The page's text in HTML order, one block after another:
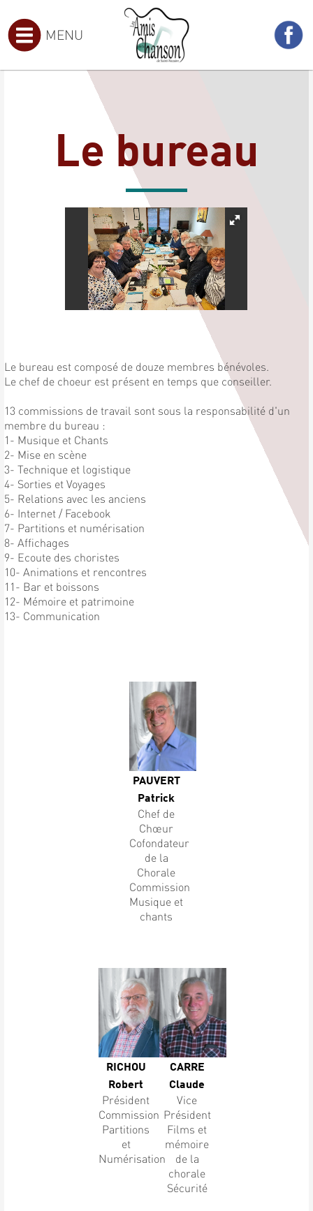
MENU
Le bureau
Le bureau est composé de douze membres bénévoles.
Le chef de choeur est présent en temps que conseiller.
13 commissions de travail sont sous la responsabilité d'un
membre du bureau :
1- Musique et Chants
2- Mise en scène
3- Technique et logistique
4- Sorties et Voyages
5- Relations avec les anciens
6- Internet / Facebook
7- Partitions et numérisation
8- Affichages
9- Ecoute des choristes
10- Animations et rencontres
11- Bar et boissons
12- Mémoire et patrimoine
13- Communication
PAUVERT
Patrick
Chef de
Chœur
Cofondateur
de la
Chorale
Commission
Musique et
chants
RICHOU
Robert
Président
Commission
Partitions
et
Numérisation
CARRE
Claude
Vice
Président
Films et
mémoire
de la
chorale
Sécurité